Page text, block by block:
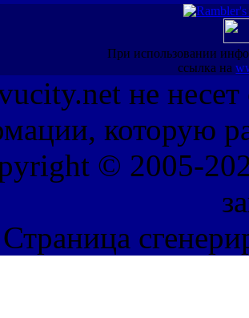
При использовании
ссылка на
не несет
которую
© 2005-
Страница